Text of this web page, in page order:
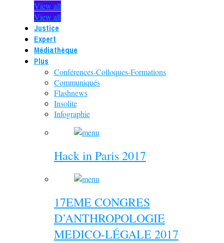
View all
View all
Justice
Expert
Médiathèque
Plus
Conférences-Colloques-Formations
Communiqués
Flashnews
Insolite
Infographie
Hack in Paris 2017
17EME CONGRES
D’ANTHROPOLOGIE
MEDICO-LÉGALE 2017